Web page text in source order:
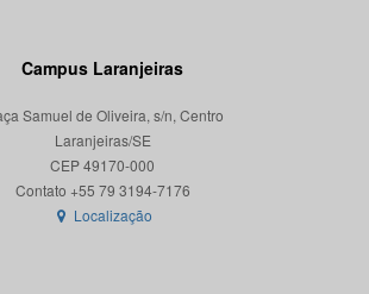
Campus Laranjeiras
Samuel de Oliveira, s/n, Centro
Laranjeiras/SE
CEP 49170-000
Localização